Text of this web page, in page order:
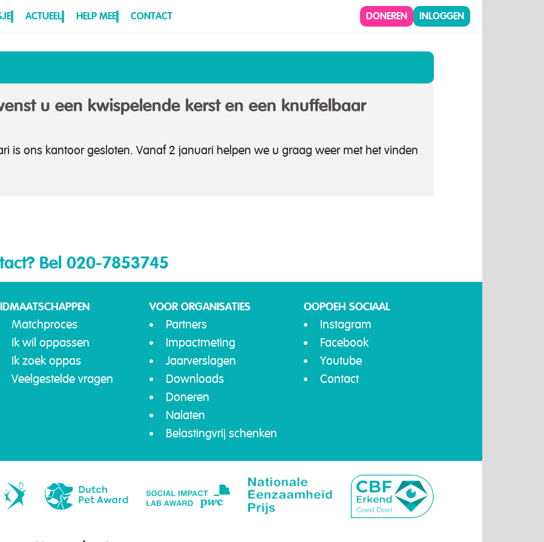
ACTUEEL HELP MEE CONTACT DONEREN INLOGGEN
u een kwispelende kerst en een knuffelbaar
is ons kantoor gesloten. Vanaf 2 januari helpen we u graag weer met het vinden
Bel 020-7853745
Matchproces
Ik wil oppassen
Ik zoek oppas
Veelgestelde vragen
VOOR ORGANISATIES
Partners
Impactmeting
Jaarverslagen
Downloads
Doneren
Nalaten
Belastingvrij schenken
OOPOEH SOCIAAL
Instagram
Facebook
Youtube
Contact